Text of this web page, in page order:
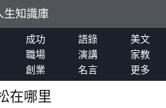
生知識庫
成功 語錄
美文
職場 演講
家教
創業 名言 更多
在哪里